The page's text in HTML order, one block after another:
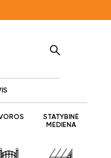
STATYBINĖ
MEDIENA